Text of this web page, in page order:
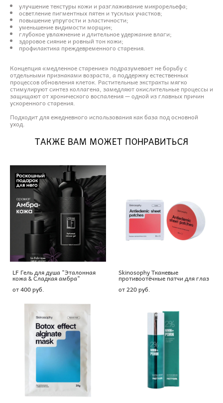
улучшение текстуры кожи и разглаживание микрорельефа;
осветление пигментных пятен и тусклых участков;
повышение упругости и эластичности;
уменьшение видимости морщин;
глубокое увлажнение и длительное удержание влаги;
здоровое сияние и ровный тон кожи;
профилактика преждевременного старения.
Концепция «медленное старение» подразумевает не борьбу с
отдельными признаками возраста, а поддержку естественных
процессов обновления клеток. Растительные экстракты мягко
стимулируют синтез коллагена, замедляют окислительные процессы и
защищают от хронического воспаления — одной из главных причин
ускоренного старения.
Подходит для ежедневного использования как база под основной
уход.
ТАКЖЕ ВАМ МОЖЕТ ПОНРАВИТЬСЯ
LF Гель для душа "Эталонная
кожа & Сладкая амбра"
от 400 pуб.
Skinosophy Тканевые
противоотёчные патчи для глаз
от 220 pуб.